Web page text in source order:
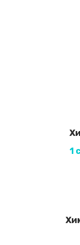
1